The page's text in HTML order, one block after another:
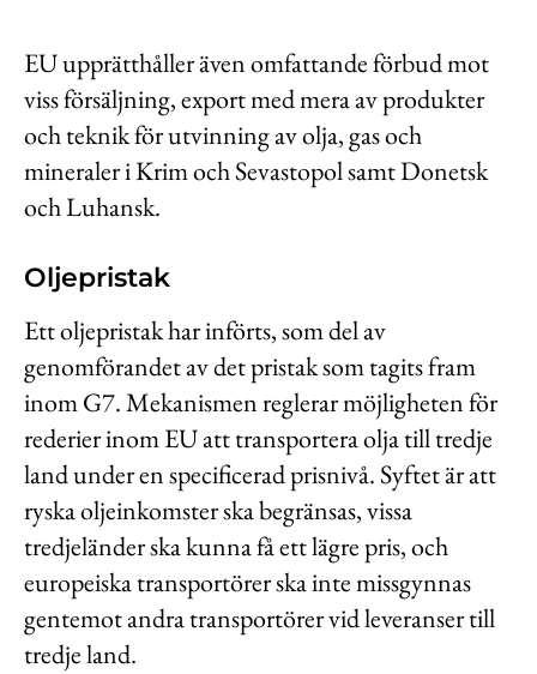
EU upprätthåller även omfattande förbud mot
viss försäljning, export med mera av produkter
och teknik för utvinning av olja, gas och
mineraler i Krim och Sevastopol samt Donetsk
och Luhansk.
Oljepristak
Ett oljepristak har införts, som del av
genomförandet av det pristak som tagits fram
inom G7. Mekanismen reglerar möjligheten för
rederier inom EU att transportera olja till tredje
land under en specificerad prisnivå. Syftet är att
ryska oljeinkomster ska begränsas, vissa
tredjeländer ska kunna få ett lägre pris, och
europeiska transportörer ska inte missgynnas
gentemot andra transportörer vid leveranser till
tredje land.